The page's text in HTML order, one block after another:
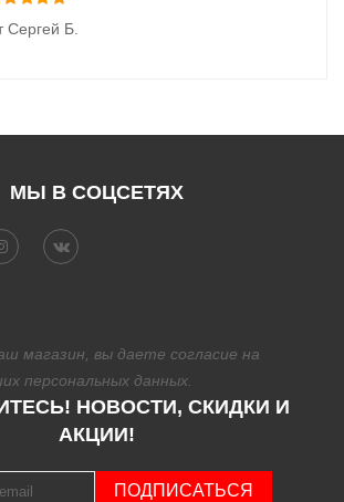
Сергей Б.
МЫ В СОЦСЕТЯХ
магазин, вы даете согласие на
персональных данных.
НОВОСТИ, СКИДКИ И
АКЦИИ!
ПОДПИСАТЬСЯ